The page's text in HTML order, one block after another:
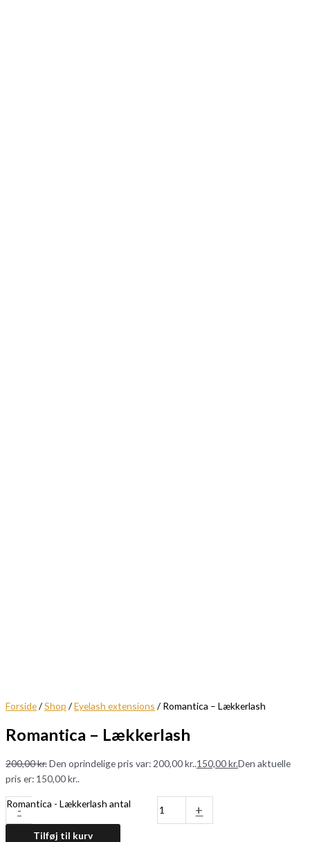
Forside/Shop /Eyelash extensions / Romantica – Lækkerlash
Romantica – Lækkerlash
200,00kr.Den oprindelige pris var: 200,00 kr..150,00kr.Den aktuelle
pris er: 150,00 kr..
-
Romantica - Lækkerlash antal +
Tilføj til kurv